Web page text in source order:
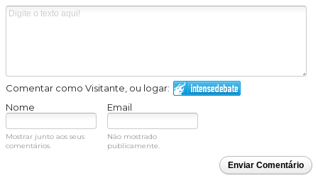
Comentar como Visitante, ou logar:
Nome
Email
Mostrar junto aos seus
comentários.
Não mostrado
publicamente.
Enviar Comentário